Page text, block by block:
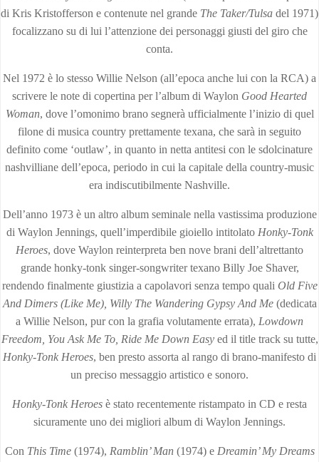
di Kris Kristofferson e contenute nel grande The Taker/Tulsa del 1971)
focalizzano su di lui l’attenzione dei personaggi giusti del giro che
conta.
Nel 1972 è lo stesso Willie Nelson (all’epoca anche lui con la RCA) a
scrivere le note di copertina per l’album di Waylon Good Hearted
Woman, dove l’omonimo brano segnerà ufficialmente l’inizio di quel
filone di musica country prettamente texana, che sarà in seguito
definito come ‘outlaw’, in quanto in netta antitesi con le sdolcinature
nashvilliane dell’epoca, periodo in cui la capitale della country-music
era indiscutibilmente Nashville.
Dell’anno 1973 è un altro album seminale nella vastissima produzione
di Waylon Jennings, quell’imperdibile gioiello intitolato Honky-Tonk
Heroes, dove Waylon reinterpreta ben nove brani dell’altrettanto
grande honky-tonk singer-songwriter texano Billy Joe Shaver,
rendendo finalmente giustizia a capolavori senza tempo quali Old Five
And Dimers (Like Me), Willy The Wandering Gypsy And Me(dedicata
a Willie Nelson, pur con la grafia volutamente errata), Lowdown
Freedom, You Ask Me To, Ride Me Down Easyed il title track su tutte,
Honky-Tonk Heroes, ben presto assorta al rango di brano-manifesto di
un preciso messaggio artistico e sonoro.
Honky-Tonk Heroes è stato recentemente ristampato in CD e resta
sicuramente uno dei migliori album di Waylon Jennings.
Con This Time(1974), Ramblin’ Man(1974) e Dreamin’ My Dreams